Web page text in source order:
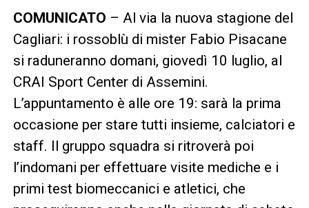
COMUNICATO – Al via la nuova stagione del
Cagliari: i rossoblù di mister Fabio Pisacane
si raduneranno domani, giovedì 10 luglio, al
CRAI Sport Center di Assemini.
L’appuntamento è alle ore 19: sarà la prima
occasione per stare tutti insieme, calciatori e
staff. Il gruppo squadra si ritroverà poi
l’indomani per effettuare visite mediche e i
primi test biomeccanici e atletici, che